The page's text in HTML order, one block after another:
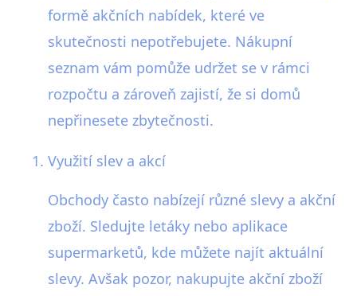
formě akčních nabídek, které ve
skutečnosti nepotřebujete. Nákupní
seznam vám pomůže udržet se v rámci
rozpočtu a zároveň zajistí, že si domů
nepřinesete zbytečnosti.
Využití slev a akcí
Obchody často nabízejí různé slevy a akční
zboží. Sledujte letáky nebo aplikace
supermarketů, kde můžete najít aktuální
slevy. Avšak pozor, nakupujte akční zboží